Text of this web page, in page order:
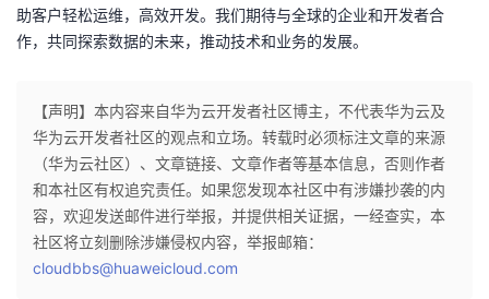
助客户轻松运维，高效开发。我们期待与全球的企业和开发者合
作，共同探索数据的未来，推动技术和业务的发展。
【声明】本内容来自华为云开发者社区博主，不代表华为云及
华为云开发者社区的观点和立场。转载时必须标注文章的来源
（华为云社区）、文章链接、文章作者等基本信息，否则作者
和本社区有权追究责任。如果您发现本社区中有涉嫌抄袭的内
容，欢迎发送邮件进行举报，并提供相关证据，一经查实，本
社区将立刻删除涉嫌侵权内容，举报邮箱：
cloudbbs@huaweicloud.com